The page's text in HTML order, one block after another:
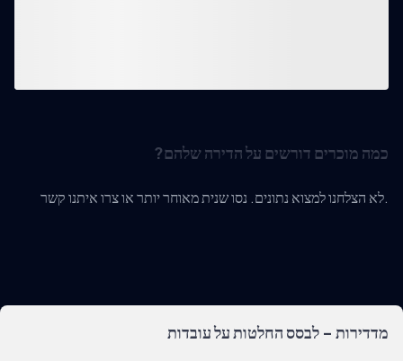
כמה מוכרים דורשים על הדירה שלהם?
לא הצלחנו למצוא נתונים. נסו שנית מאוחר יותר או צרו איתנו קשר.
מדדירות - לבסס החלטות על עובדות